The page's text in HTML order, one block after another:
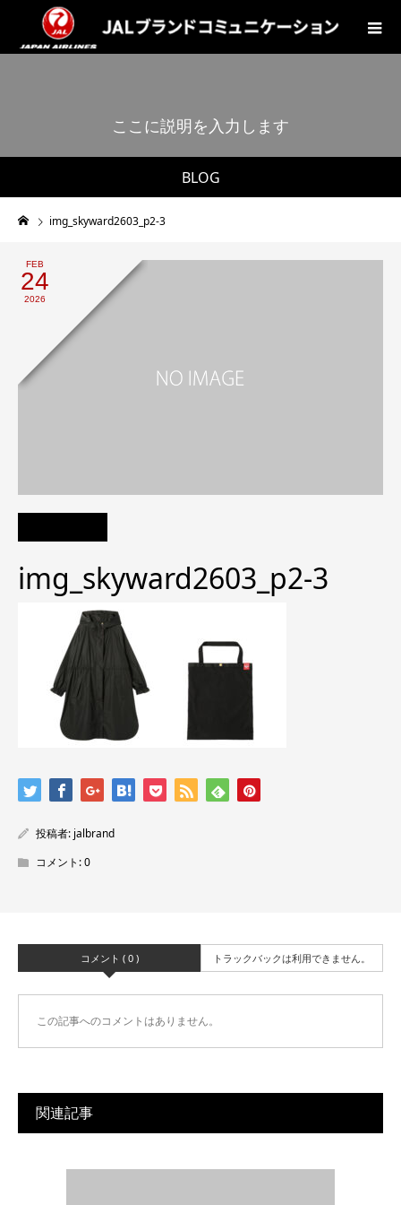
BLOG
ここに説明を入力し ます。
img_skyward2603_p2-3
FEB
24
2026
img_skyward2603_p2-3
投稿者: jalbrand
コメント:0
コメント ( 0 ) トラックバックは利用できません。
この記事へのコメントはありません。
関連記事